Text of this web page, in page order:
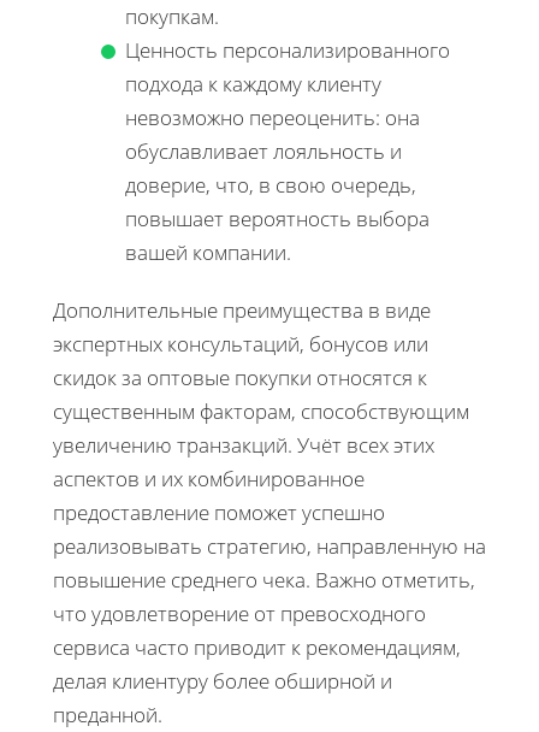
покупкам.
Ценность персонализированного
подхода к каждому клиенту
невозможно переоценить: она
обуславливает лояльность и
доверие, что, в свою очередь,
повышает вероятность выбора
вашей компании.
Дополнительные преимущества в виде
экспертных консультаций, бонусов или
скидок за оптовые покупки относятся к
существенным факторам, способствующим
увеличению транзакций. Учёт всех этих
аспектов и их комбинированное
предоставление поможет успешно
реализовывать стратегию, направленную на
повышение среднего чека. Важно отметить,
что удовлетворение от превосходного
сервиса часто приводит к рекомендациям,
делая клиентуру более обширной и
преданной.